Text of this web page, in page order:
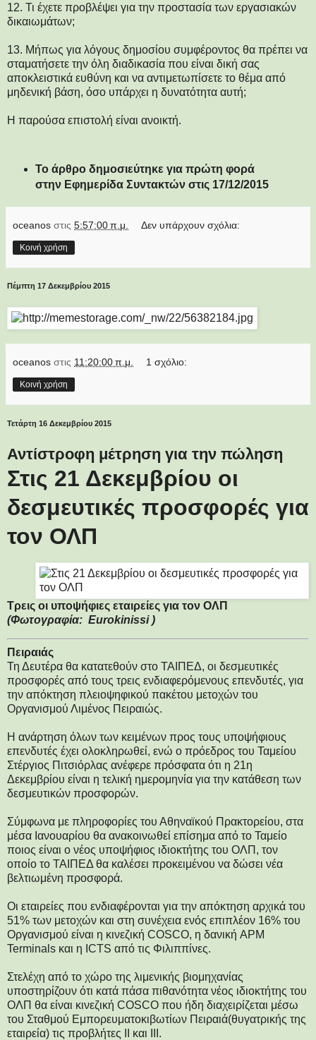
12. Τι έχετε προβλέψει για την προστασία των εργασιακών
δικαιωμάτων;
13. Μήπως για λόγους δημοσίου συμφέροντος θα πρέπει να
σταματήσετε την όλη διαδικασία που είναι δική σας
αποκλειστικά ευθύνη και να αντιμετωπίσετε το θέμα από
μηδενική βάση, όσο υπάρχει η δυνατότητα αυτή;
Η παρούσα επιστολή είναι ανοικτή.
Το άρθρο δημοσιεύτηκε για πρώτη φορά
στην Εφημερίδα Συντακτών στις 17/12/2015
oceanos στις 5:57:00 π.μ. Δεν υπάρχουν σχόλια:
Κοινή χρήση
Πέμπτη 17 Δεκεμβρίου 2015
oceanos στις 11:20:00 π.μ. 1 σχόλιο:
Κοινή χρήση
Τετάρτη 16 Δεκεμβρίου 2015
Αντίστροφη μέτρηση για την πώληση
Στις 21 Δεκεμβρίου οι
δεσμευτικές προσφορές για
τον ΟΛΠ
Τρεις οι υποψήφιες εταιρείες για τον ΟΛΠ
(Φωτογραφία: Eurokinissi )
Πειραιάς
Τη Δευτέρα θα κατατεθούν στο ΤΑΙΠΕΔ, οι δεσμευτικές
προσφορές από τους τρεις ενδιαφερόμενους επενδυτές, για
την απόκτηση πλειοψηφικού πακέτου μετοχών του
Οργανισμού Λιμένος Πειραιώς.
Η ανάρτηση όλων των κειμένων προς τους υποψήφιους
επενδυτές έχει ολοκληρωθεί, ενώ ο πρόεδρος του Ταμείου
Στέργιος Πιτσιόρλας ανέφερε πρόσφατα ότι η 21η
Δεκεμβρίου είναι η τελική ημερομηνία για την κατάθεση των
δεσμευτικών προσφορών.
Σύμφωνα με πληροφορίες του Αθηναϊκού Πρακτορείου, στα
μέσα Ιανουαρίου θα ανακοινωθεί επίσημα από το Ταμείο
ποιος είναι ο νέος υποψήφιος ιδιοκτήτης του ΟΛΠ, τον
οποίο το ΤΑΙΠΕΔ θα καλέσει προκειμένου να δώσει νέα
βελτιωμένη προσφορά.
Οι εταιρείες που ενδιαφέρονται για την απόκτηση αρχικά του
51% των μετοχών και στη συνέχεια ενός επιπλέον 16% του
Οργανισμού είναι η κινεζική COSCO, η δανική APM
Terminals και η ICTS από τις Φιλιππίνες.
Στελέχη από το χώρο της λιμενικής βιομηχανίας
υποστηρίζουν ότι κατά πάσα πιθανότητα νέος ιδιοκτήτης του
ΟΛΠ θα είναι κινεζική COSCO που ήδη διαχειρίζεται μέσω
του Σταθμού Εμπορευματοκιβωτίων Πειραιά(θυγατρικής της
εταιρεία) τις προβλήτες ΙΙ και ΙΙΙ.